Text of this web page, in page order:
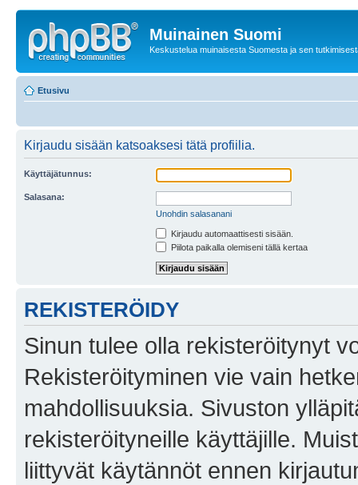
Muinainen Suomi
Keskustelua muinaisesta Suomesta ja sen
Etusivu
Kirjaudu sisään katsoaksesi tätä profiilia.
Käyttäjätunnus:
Salasana:
Unohdin salasanani
Kirjaudu automaattisesti sisään.
Piilota paikalla olemiseni tällä kertaa
REKISTERÖIDY
Sinun tulee olla rekisteröitynyt
Rekisteröityminen vie vain
mahdollisuuksia. Sivuston
rekisteröityneille käyttäjille.
liittyvät käytännöt ennen